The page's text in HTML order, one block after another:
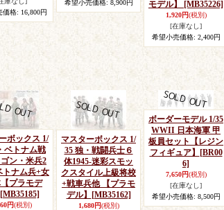
価格: 16,800円
希望小売価格: 8,900円
モデル】
[MB35226]
1,920円(税別)
[在庫なし]
希望小売価格: 2,400円
ボックス 1/
ベトナム戦
ン・米兵2
トナム兵+女
プラモデ
[MB35185]
円(税別)
マスターボックス 1/
35 独・戦闘兵士６
体1945-迷彩スモッ
クスタイル上級将校
+戦車兵他 【プラモ
デル】
[MB35162]
1,680円(税別)
ボーダーモデル 1/35
WWII 日本海軍 甲
板員セット【レジン
フィギュア】
[BR00
6]
7,650円(税別)
[在庫なし]
希望小売価格: 8,500円